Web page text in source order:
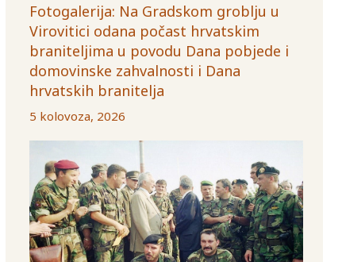
Fotogalerija: Na Gradskom groblju u
Virovitici odana počast hrvatskim
braniteljima u povodu Dana pobjede i
domovinske zahvalnosti i Dana
hrvatskih branitelja
5 kolovoza, 2026